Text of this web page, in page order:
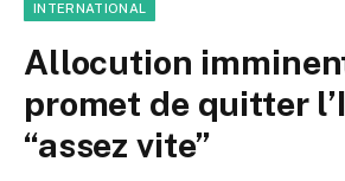
INTERNATIONAL
Allocution
promet de quitter
“assez vite”